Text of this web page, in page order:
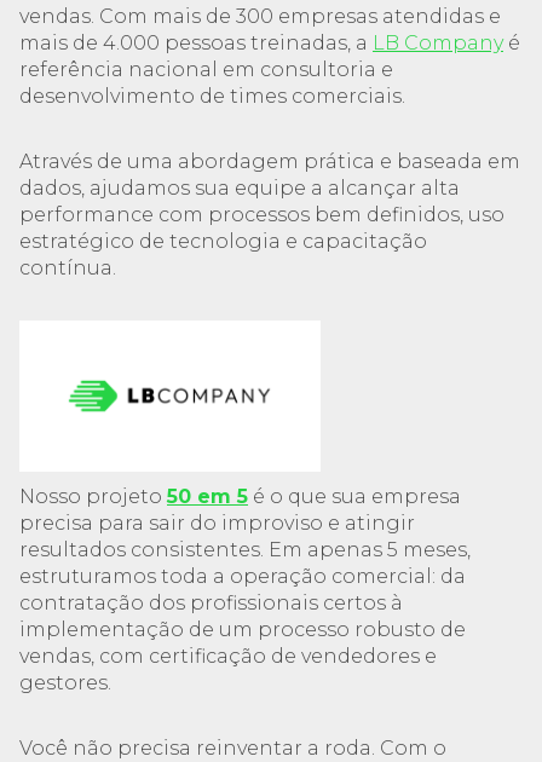
vendas. Com mais de 300 empresas atendidas e
mais de 4.000 pessoas treinadas, a LB Companyé
referência nacional em consultoria e
desenvolvimento de times comerciais.
Através de uma abordagem prática e baseada em
dados, ajudamos sua equipe a alcançar alta
performance com processos bem definidos, uso
estratégico de tecnologia e capacitação
contínua.
Nosso projeto50 em 5 é o que sua empresa
precisa para sair do improviso e atingir
resultados consistentes. Em apenas 5 meses,
estruturamos toda a operação comercial: da
contratação dos profissionais certos à
implementação de um processo robusto de
vendas, com certificação de vendedores e
gestores.
Você não precisa reinventar a roda. Com o